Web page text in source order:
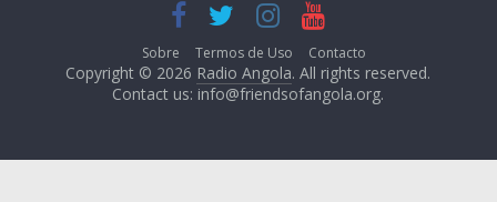
Sobre Termos de Uso Contacto
Copyright © 2026 Radio Angola. All rights reserved.
Contact us: info@friendsofangola.org.